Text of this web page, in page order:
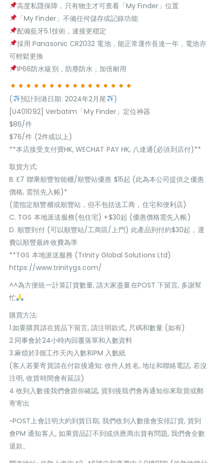
高度私隱保障，只有物主才可查看「My Finder」位置
「My Finder」不備任何儲存或記錄功能
配備藍牙5.1技術，連接更穩定
採用 Panasonic CR2032 電池，能正常運作長達一年，電池亦
可輕鬆更換
IP66防水級別，防塵防水，加倍耐用
( 預計到港日期: 2024年2月尾
)
[U401092] Verbatim「My Finder」定位神器
$86/件
$76/件 (2件或以上)
**本店接受支付寶HK, WECHAT PAY HK, 八達通(必須到店付)**
取貨方式:
B. E7 聯乘順豐智能櫃/順豐站優惠 $15起 (此為本公司提供之優惠
價格, 需預先入帳)*
(需指定順豐櫃或順豐站，但不包括送工商，住宅和便利店)
C. TGS 本地派送服務(包住宅) +$30起 (優惠價格需先入帳)
D. 順豐到付 (可以順豐站/工商區/上門) 此產品到付約$30起，運
費以順豐最終收費為準
**TGS 本地派送服務 (Trinity Global Solutions Ltd)
https://www.trinitygs.com/
^^為方便統一計算訂貨數量, 請大家盡量在POST 下留言, 多謝幫
忙
購買方法:
1.如要購買請在貨品下留言, 請注明款式, 尺碼和數量 (如有)
2.同事會於24小時內回覆落單和入數資料
3.麻煩於3個工作天內入數和PM 入數紙
(客人若要寄貨請在付款後通知: 收件人姓名, 地址和聯絡電話, 若沒
注明, 收貨時間會有延誤)
4 收到入數後我們會跟你確認, 貨到後我們會再通知你來取貨或郵
寄寄出
~POST上會註明大約到貨日期, 我們收到入數後會安排訂貨, 貨到
會PM 通知客人, 如果貨品訂不到或供應商出貨有問題, 我們會全數
退款。